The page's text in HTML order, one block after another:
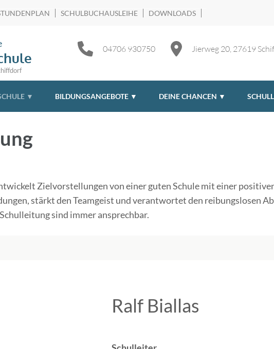
SCHULBUCHAUSLEIHE DOWNLOADS
Jierweg 20, 27619
04706 930750
▼ BILDUNGSANGEBOTE ▼ DEINE CHANCEN ▼
Zielvorstellungen von einer guten Schule mit einer
stärkt den Teamgeist und verantwortet den reibungslosen
sind immer ansprechbar.
Ralf Biallas